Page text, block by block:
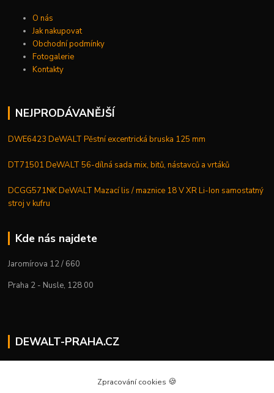
O nás
Jak nakupovat
Obchodní podmínky
Fotogalerie
Kontakty
NEJPRODÁVANĚJŠÍ
DWE6423 DeWALT Pěstní excentrická bruska 125 mm
DT71501 DeWALT 56-dílná sada mix, bitů, nástavců a vrtáků
DCGG571NK DeWALT Mazací lis / maznice 18 V XR Li-Ion samostatný
stroj v kufru
Kde nás najdete
Jaromírova 12 / 660
Praha 2 - Nusle, 128 00
DEWALT-PRAHA.CZ
+420 224 936 535
Zpracování cookies 🍪